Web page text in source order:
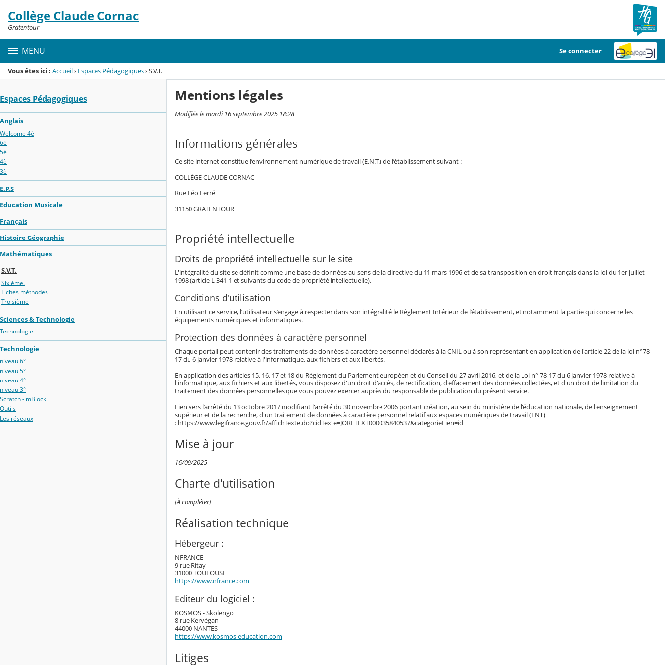
Menu de la rubrique
Contenu
Collège Claude Cornac
Gratentour
MENU Se connecter
Vous êtes ici : Accueil› Espaces Pédagogiques›S.V.T.
Espaces Pédagogiques
Anglais
Welcome 4è
6è
5è
4è
3è
E.P.S
Education Musicale
Français
Histoire Géographie
Mathématiques
S.V.T.
Sixième.
Fiches méthodes
Troisième
Sciences & Technologie
Technologie
Technologie
niveau 6°
niveau 5°
niveau 4°
niveau 3°
Scratch - mBlock
Outils
Les réseaux
Mentions légales
Modifiée le mardi 16 septembre 2025 18:28
Informations générales
Ce site internet constitue l’environnement numérique de travail (E.N.T.) de l’établissement suivant :
COLLÈGE CLAUDE CORNAC
Rue Léo Ferré
31150 GRATENTOUR
Propriété intellectuelle
Droits de propriété intellectuelle sur le site
L'intégralité du site se définit comme une base de données au sens de la directive du 11 mars 1996 et de sa transposition en droit français dans la loi du 1er juillet
1998 (article L 341-1 et suivants du code de propriété intellectuelle).
Conditions d'utilisation
En utilisant ce service, l’utilisateur s’engage à respecter dans son intégralité le Règlement Intérieur de l’établissement, et notamment la partie qui concerne les
équipements numériques et informatiques.
Protection des données à caractère personnel
Chaque portail peut contenir des traitements de données à caractère personnel déclarés à la CNIL ou à son représentant en application de l'article 22 de la loi n°78-
17 du 6 janvier 1978 relative à l'informatique, aux fichiers et aux libertés.
En application des articles 15, 16, 17 et 18 du Règlement du Parlement européen et du Conseil du 27 avril 2016, et de la Loi n° 78-17 du 6 janvier 1978 relative à
l'informatique, aux fichiers et aux libertés, vous disposez d'un droit d'accès, de rectification, d'effacement des données collectées, et d'un droit de limitation du
traitement des données personnelles que vous pouvez exercer auprès du responsable de publication du présent service.
Lien vers l’arrêté du 13 octobre 2017 modifiant l'arrêté du 30 novembre 2006 portant création, au sein du ministère de l'éducation nationale, de l'enseignement
supérieur et de la recherche, d'un traitement de données à caractère personnel relatif aux espaces numériques de travail (ENT)
: https://www.legifrance.gouv.fr/affichTexte.do?cidTexte=JORFTEXT000035840537&categorieLien=id
Mise à jour
16/09/2025
Charte d'utilisation
[À compléter]
Réalisation technique
Hébergeur :
NFRANCE
9 rue Ritay
31000 TOULOUSE
https://www.nfrance.com
Editeur du logiciel :
KOSMOS - Skolengo
8 rue Kervégan
44000 NANTES
https://www.kosmos-education.com
Litiges